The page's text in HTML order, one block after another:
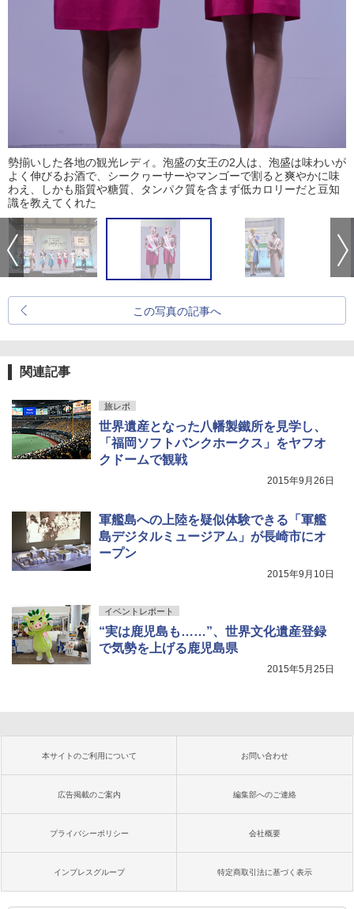
勢揃いした各地の観光レディ。泡盛の女王の2人は、泡盛は味わいが
よく伸びるお酒で、シークヮーサーやマンゴーで割ると爽やかに味
わえ、しかも脂質や糖質、タンパク質を含まず低カロリーだと豆知
識を教えてくれた
この写真の記事へ
関連記事
旅レポ
世界遺産となった八幡製鐵所を見学し、
「福岡ソフトバンクホークス」をヤフオ
クドームで観戦
2015年9月26日
軍艦島への上陸を疑似体験できる「軍艦
島デジタルミュージアム」が長崎市にオ
ープン
2015年9月10日
イベントレポート
“実は鹿児島も……”、世界文化遺産登録
で気勢を上げる鹿児島県
2015年5月25日
本サイトのご利用について お問い合わせ
広告掲載のご案内 編集部へのご連絡
プライバシーポリシー 会社概要
インプレスグループ 特定商取引法に基づく表示